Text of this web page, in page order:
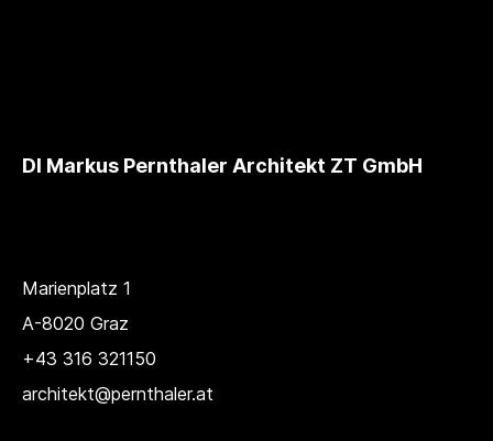
DI Markus Pernthaler Architekt ZT GmbH
Marienplatz 1
A-8020 Graz
+43 316 321150
architekt@pernthaler.at